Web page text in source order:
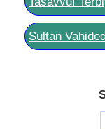
Sultan